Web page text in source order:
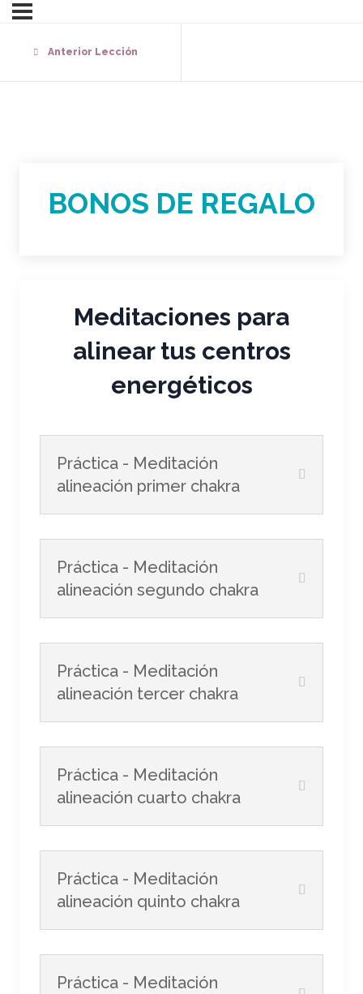
Anterior Lección
BONOS DE REGALO
Meditaciones para
alinear tus centros
energéticos
Práctica - Meditación
alineación primer chakra
Práctica - Meditación
alineación segundo chakra
Práctica - Meditación
alineación tercer chakra
Práctica - Meditación
alineación cuarto chakra
Práctica - Meditación
alineación quinto chakra
Práctica - Meditación